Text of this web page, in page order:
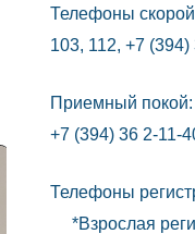
Телефоны
103, 112, +7
Приемный покой:
+7 (394) 36 2-11-
Телефоны
*Взрослая